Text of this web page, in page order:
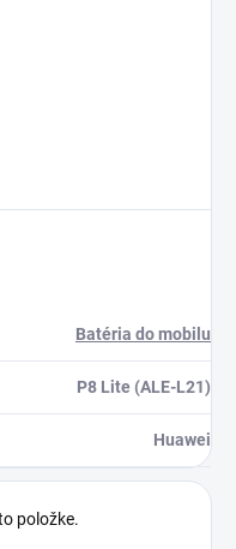
Batéria do mobilu
P8 Lite (ALE-L21)
Huawei
položke.